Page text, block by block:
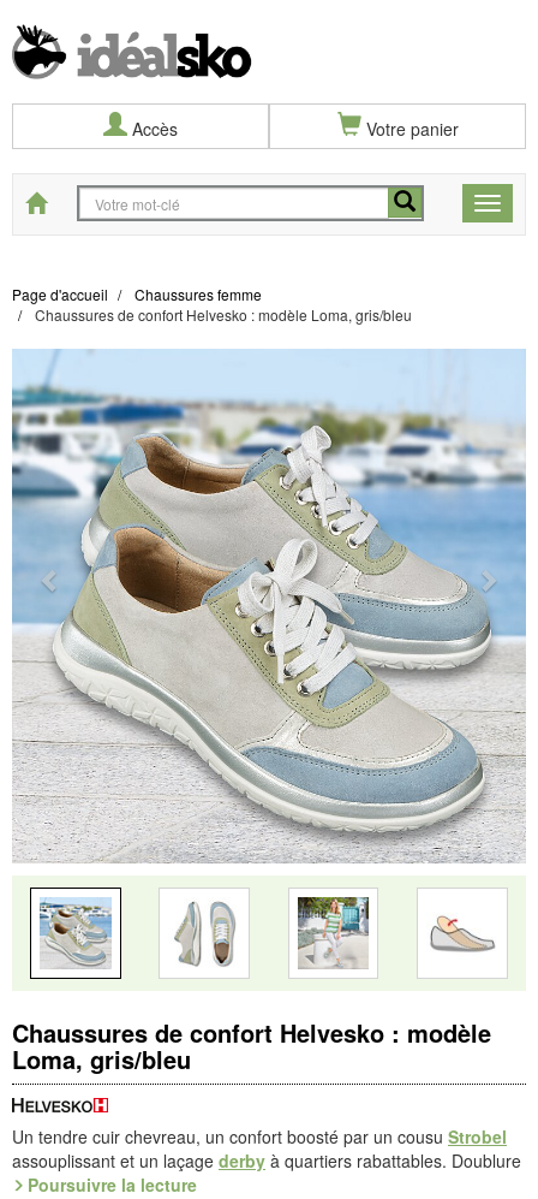
Accès Votre panier
Toggle
Start
Page d'accueil
Chaussures femme
Chaussures de confort Helvesko : modèle Loma, gris/bleu
Chaussures de confort Helvesko : modèle
Loma, gris/bleu
Un tendre cuir chevreau, un confort boosté par un cousu Strobel
assouplissant et un laçage derby à quartiers rabattables. Doublure
en microfibre. Semelle ConfortMotion (PU softlight) équipée d'une
Poursuivre la lecture